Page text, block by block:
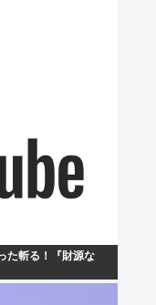
た斬る！『財源な